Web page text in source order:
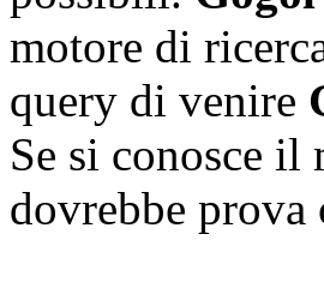
motore di
query di venire
Se si conosce
dovrebbe prova